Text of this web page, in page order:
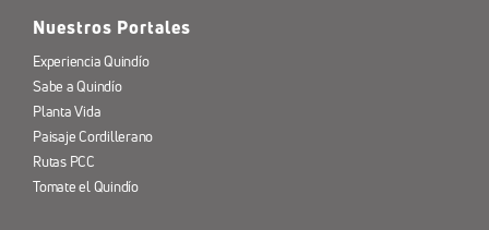
Nuestros Portales
Experiencia Quindío
Sabe a Quindío
Planta Vida
Paisaje Cordillerano
Rutas PCC
Tomate el Quindío